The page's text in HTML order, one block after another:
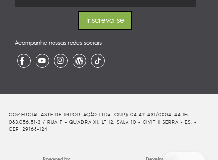
Acompanhe nossas redes sociais
COMERCIAL ASTE DE IMPORTAÇÃO LTDA. CNPJ: 04.411.431/0004-44 IE:
083.056.51-3 / RUA F - QUADRA XI, LT 12, SALA 10 - CIVIT II SERRA - ES. -
CEP: 29168-124